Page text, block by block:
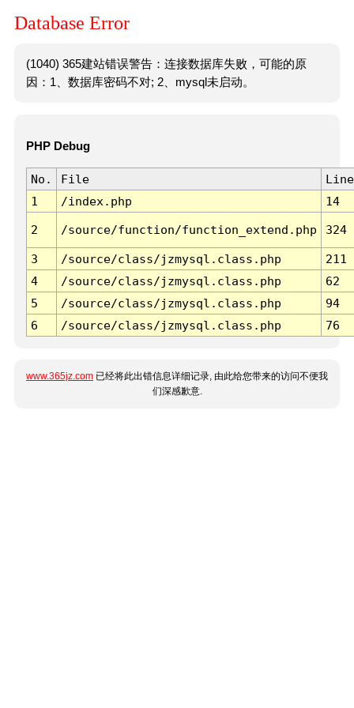
Database Error
(1040) 365建站错误警告：连接数据库失败，可能的原
因：1、数据库密码不对; 2、mysql未启动。
PHP Debug
No. File
Line
1
/index.php 14
2 /source/function/function_extend.php 324
3 /source/class/jzmysql.class.php
211
4
/source/class/jzmysql.class.php
62
5
/source/class/jzmysql.class.php
94
6
/source/class/jzmysql.class.php 76
www.365jz.com 已经将此出错信息详细记录, 由此给您带来的访问不便我
们深感歉意.